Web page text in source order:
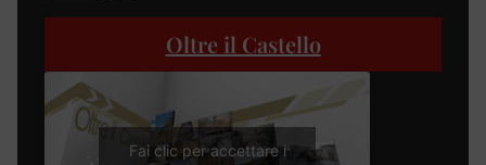
Oltre il Castello
Fai clic per accettare i